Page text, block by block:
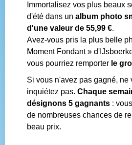
Contact
Conditions
Questions
Média social
Boutiques
Livrer votre courrier
Concours
Réalisé par
Immortalisez vos plus beaux
d'été dans un album photo
d'une valeur de 55,99 €.
Avez-vous pris la plus belle
Moment Fondant »
vous pourriez remporter le
Si vous n'avez pas gagné, ne
inquiétez pas. Chaque
désignons 5 gagnants :
de nombreuses chances de
beau prix.